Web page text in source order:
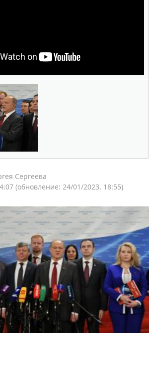
Сергеева
(обновление: 24/01/2023, 18:55)